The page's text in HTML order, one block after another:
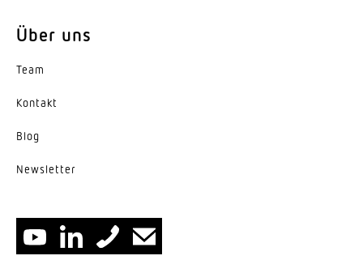
Werkstoff der Abdeckung
Acrylglas opal
Ausstrahlungswinkel
Down 105°, Up 115°
Entblendungswert
D
Herstellergarantie
Über uns
Team
Kontakt
Blog
News­letter